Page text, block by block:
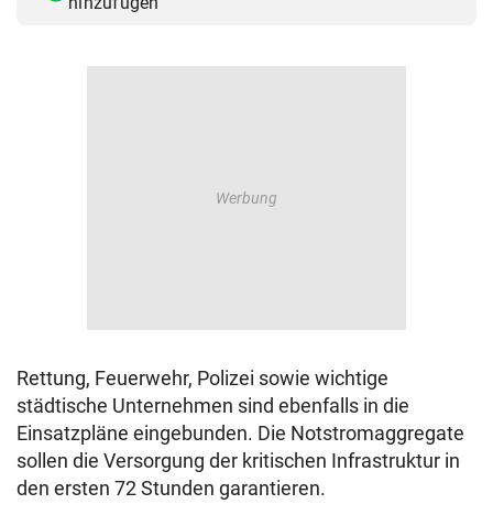
Rettung, Feuerwehr, Polizei sowie wichtige
städtische Unternehmen sind ebenfalls in die
Einsatzpläne eingebunden. Die Notstromaggregate
sollen die Versorgung der kritischen Infrastruktur in
den ersten 72 Stunden garantieren.